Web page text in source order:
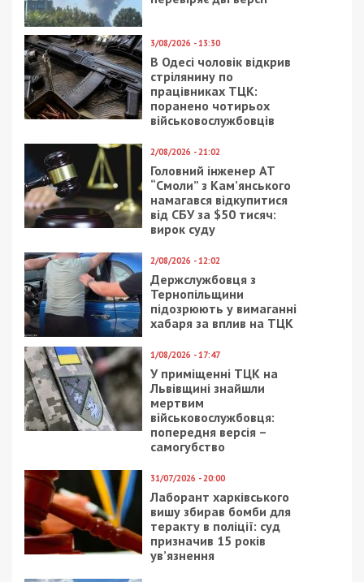
– 8 кораблей/катеров;
– 76 цистерн с ГСМ;
– 201 БПЛА оперативно-тактического уровня;
– 28 единиц спецтехники;
– 4 пусковые установки ОТРК/ТРК.